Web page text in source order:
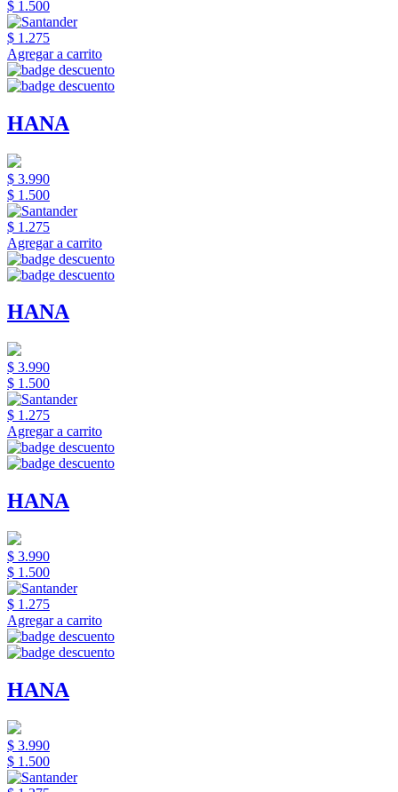
$ 1.500
$ 1.275
Agregar a carrito
HANA
$ 3.990
$ 1.500
$ 1.275
Agregar a carrito
HANA
$ 3.990
$ 1.500
$ 1.275
Agregar a carrito
HANA
$ 3.990
$ 1.500
$ 1.275
Agregar a carrito
HANA
$ 3.990
$ 1.500